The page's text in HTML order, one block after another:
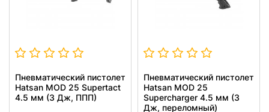
Пневматический пистолет
Hatsan MOD 25 Supertact
4.5 мм (3 Дж, ППП)
Пневматический пистолет
Hatsan MOD 25
Supercharger 4.5 мм (3
Дж, переломный)